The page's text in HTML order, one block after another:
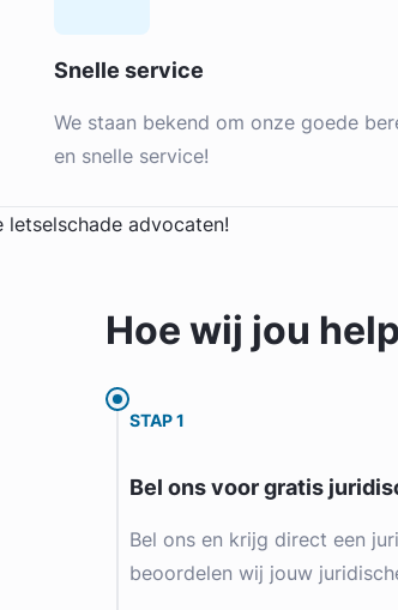
Snelle service
We staan bekend om onze goede
en snelle service!
Hoe wij jou
STAP 1
Bel ons voor gratis
Bel ons en krijg direct een
beoordelen wij jouw